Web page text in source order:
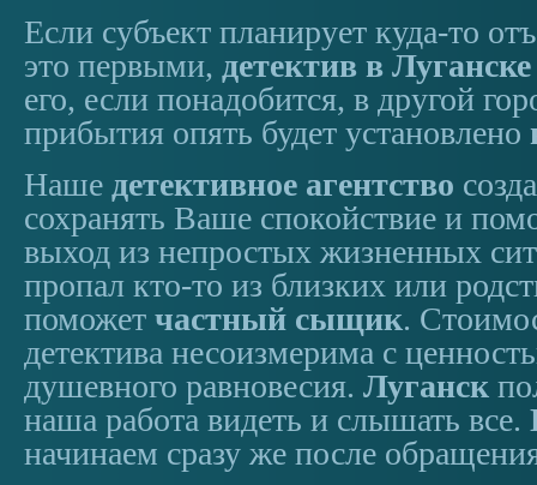
Если субъект планирует куда-то
это первыми, детектив в Луганске
его, если понадобится, в другой
прибытия опять будет установлено
Наше детективное агентство
сохранять Ваше спокойствие и
выход из непростых жизненных
пропал кто-то из близких или
поможет частный сыщик.
детектива несоизмерима с
душевного равновесия. Луганск
наша работа видеть и слышать все.
начинаем сразу же после